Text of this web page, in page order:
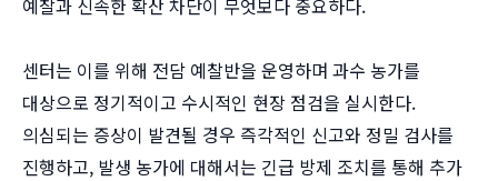
센터는 이를 위해 전담 예찰반을 운영하며 과수 농가를
대상으로 정기적이고 수시적인 현장 점검을 실시한다.
의심되는 증상이 발견될 경우 즉각적인 신고와 정밀 검사를
진행하고, 발생 농가에 대해서는 긴급 방제 조치를 통해 추가